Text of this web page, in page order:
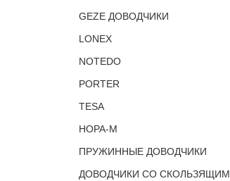
GEZE ДОВОДЧИКИ
LONEX
NOTEDO
PORTER
TESA
НОРА-М
ПРУЖИННЫЕ ДОВОДЧИКИ
ДОВОДЧИКИ СО СКОЛЬЗЯЩИМ